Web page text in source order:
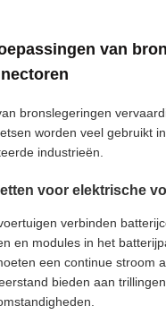
van
bronslegeringen
worden veel gebruikt
industrieën.
voor elektrische
verbinden
en modules in het
een continue stroom
bieden aan